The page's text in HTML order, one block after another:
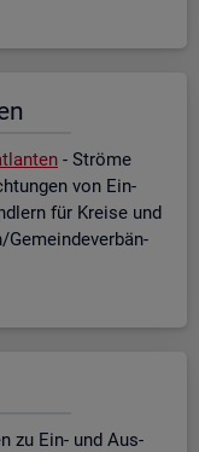
- Strö­me
von Ein-
für Krei­se und
Ge­mein­de­ver­bän­
zu Ein- und Aus­